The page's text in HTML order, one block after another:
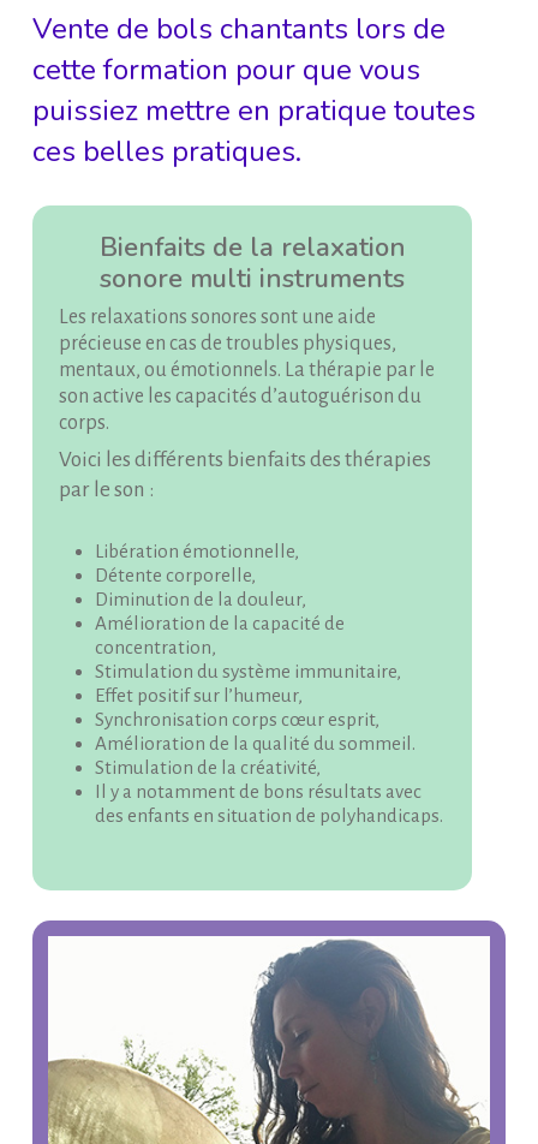
Vente de bols chantants lors de
cette formation pour que vous
puissiez mettre en pratique toutes
ces belles pratiques.
Bienfaits de la relaxation
sonore multi instruments
Les relaxations sonores sont une aide
précieuse en cas de troubles physiques,
mentaux, ou émotionnels. La thérapie par le
son active les capacités d’autoguérison du
corps.
Voici les différents bienfaits des thérapies
par le son :
Libération émotionnelle,
Détente corporelle,
Diminution de la douleur,
Amélioration de la capacité de
concentration,
Stimulation du système immunitaire,
Effet positif sur l’humeur,
Synchronisation corps cœur esprit,
Amélioration de la qualité du sommeil.
Stimulation de la créativité,
Il y a notamment de bons résultats avec
des enfants en situation de polyhandicaps.